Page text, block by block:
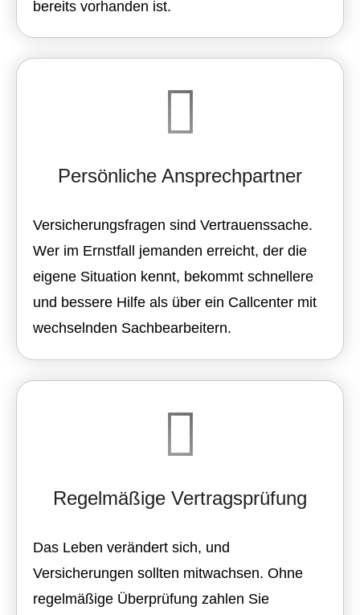
bereits vorhanden ist.
Persönliche Ansprechpartner
Versicherungsfragen sind Vertrauenssache.
Wer im Ernstfall jemanden erreicht, der die
eigene Situation kennt, bekommt schnellere
und bessere Hilfe als über ein Callcenter mit
wechselnden Sachbearbeitern.
Regelmäßige Vertragsprüfung
Das Leben verändert sich, und
Versicherungen sollten mitwachsen. Ohne
regelmäßige Überprüfung zahlen Sie